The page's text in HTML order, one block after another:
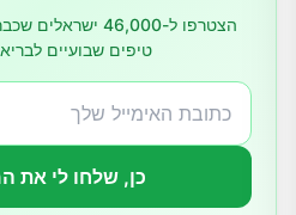
7.בריאות המוח
כמה קלוריות יש באגוזי
הצטרפו ל-46,000
טיפים שבועיים
כן, שלחו לי את